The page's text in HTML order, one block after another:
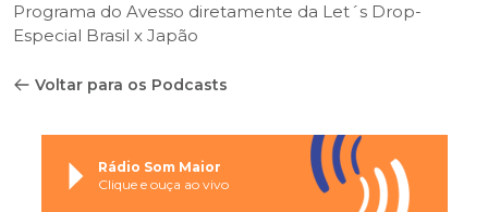
Programa do Avesso diretamente da Let´s Drop-
Especial Brasil x Japão
Voltar para os Podcasts
Rádio Som Maior
Clique e ouça ao vivo